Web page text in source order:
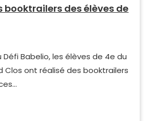
booktrailers des élèves de
Défi Babelio, les élèves de 4e du
Clos ont réalisé des booktrailers